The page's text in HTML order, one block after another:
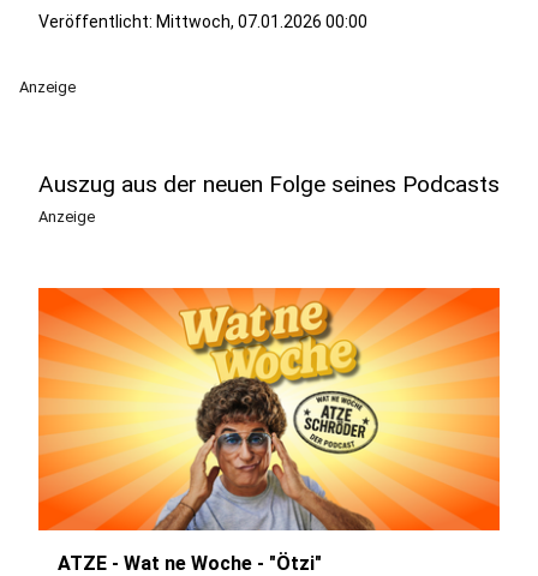
Veröffentlicht: Mittwoch, 07.01.2026 00:00
Anzeige
Auszug aus der neuen Folge seines Podcasts
Anzeige
ATZE - Wat ne Woche - "Ötzi"